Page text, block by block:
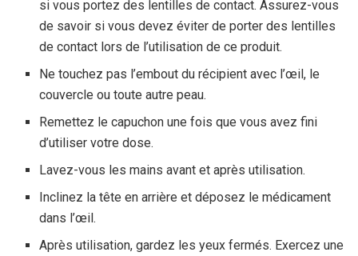
si vous portez des lentilles de contact. Assurez-vous
de savoir si vous devez éviter de porter des lentilles
de contact lors de l’utilisation de ce produit.
Ne touchez pas l’embout du récipient avec l’œil, le
couvercle ou toute autre peau.
Remettez le capuchon une fois que vous avez fini
d’utiliser votre dose.
Lavez-vous les mains avant et après utilisation.
Inclinez la tête en arrière et déposez le médicament
dans l’œil.
Après utilisation, gardez les yeux fermés. Exercez une